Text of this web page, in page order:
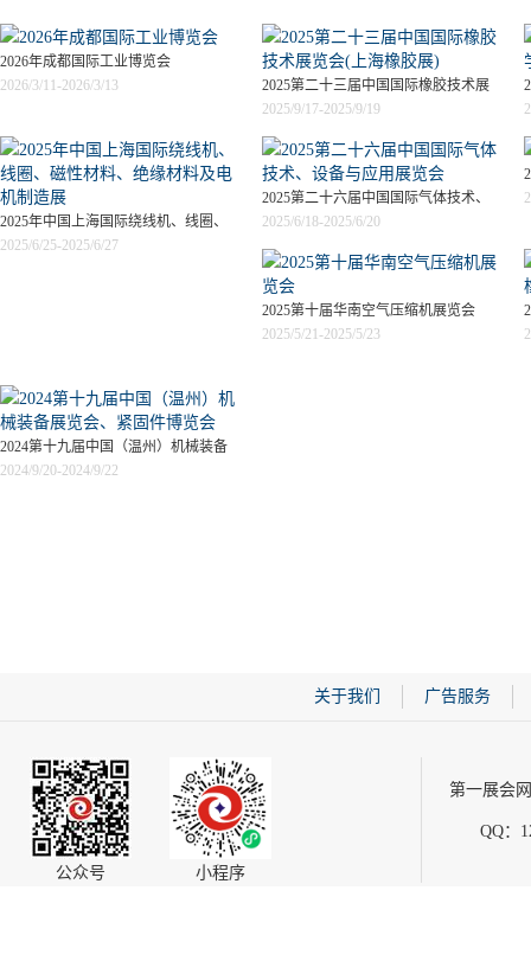
2026年成都国际工业博览会
2026/3/11-2026/3/13
2025第二十三届中国国际橡胶技术展
览会(上海橡胶展)
2025/9/17-2025/9/19
2025年中国上海国际绕线机、线圈、
磁性材料、绝缘材料及电机制造展
2025/6/25-2025/6/27
2025第二十六届中国国际气体技术、
设备与应用展览会
2025/6/18-2025/6/20
2025第十届华南空气压缩机展览会
2025/5/21-2025/5/23
2024第十九届中国（温州）机械装备
展览会、紧固件博览会
2024/9/20-2024/9/22
关于我们 广告服务
公众号 小程序
第一展会
QQ：